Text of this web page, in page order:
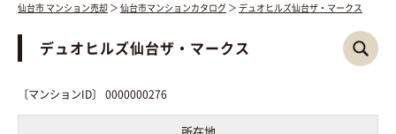
仙台市 マンション売却 ＞ 仙台市マンションカタログ ＞ デュオヒルズ仙台ザ・マークス
デュオヒルズ仙台ザ・マークス
〔マンションID〕 0000000276